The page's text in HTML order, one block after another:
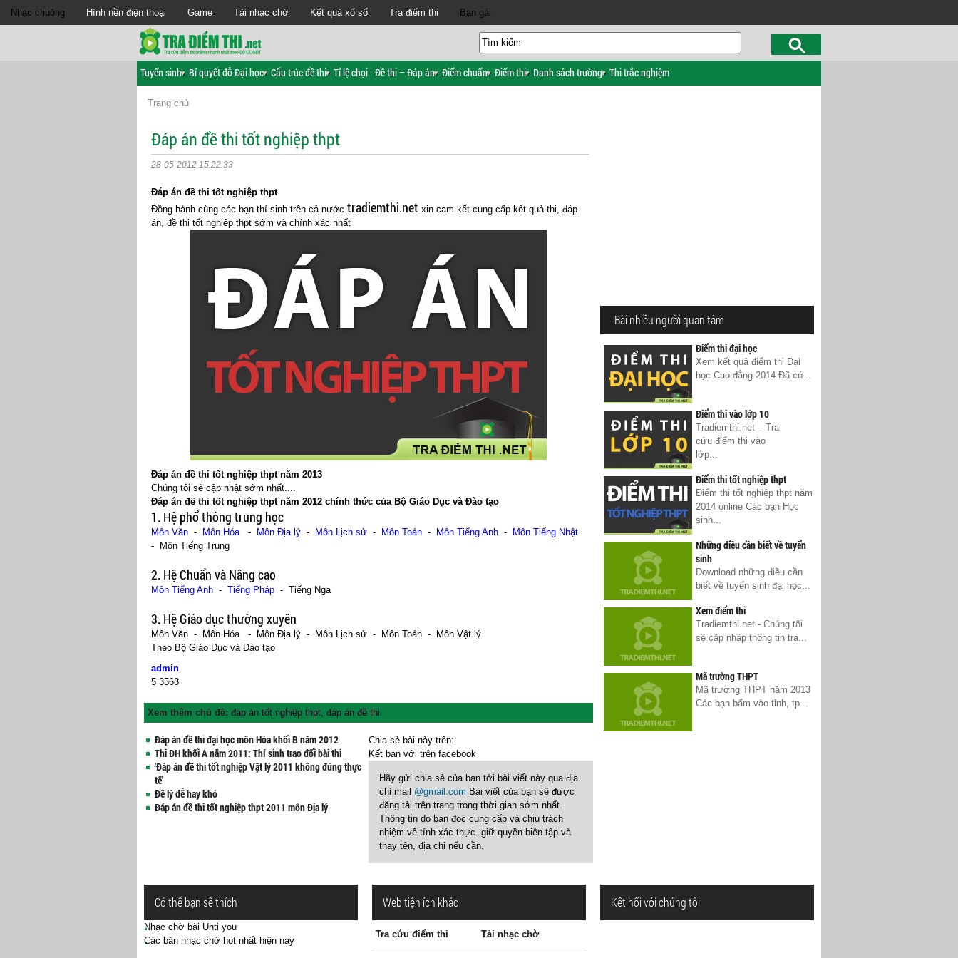
Nhạc chuông Hình nền điện thoại Game Tải nhạc chờ Kết quả xổ số Tra điểm thi Bạn gái
Tuyển sinh Bí quyết đỗ Đại học Cấu trúc đề thi Tỉ lệ chọi Đề thi – Đáp án Điểm chuẩn Điểm thi Danh sách trường Thi trắc nghiệm
Trang chủ
Đáp án đề thi tốt nghiệp thpt
28-05-2012 15:22:33
Đáp án đề thi tốt nghiệp thpt
Đồng hành cùng các bạn thí sinh trên cả nước tradiemthi.net xin cam kết cung cấp kết quả thi, đáp
án, đề thi tốt nghiệp thpt sớm và chính xác nhất
Đáp án đề thi tốt nghiệp thpt năm 2013
Chúng tôi sẽ cập nhật sớm nhất....
Đáp án đề thi tốt nghiệp thpt năm 2012 chính thức của Bộ Giáo Dục và Đào tạo
1. Hệ phổ thông trung học
Môn Văn - Môn Hóa - Môn Địa lý - Môn Lịch sử - Môn Toán - Môn Tiếng Anh -
Môn Tiếng Nhật
- Môn Tiếng Trung
2. Hệ Chuẩn và Nâng cao
Môn Tiếng Anh - Tiếng Pháp - Tiếng Nga
3. Hệ Giáo dục thường xuyên
Môn Văn - Môn Hóa - Môn Địa lý - Môn Lịch sử - Môn Toán - Môn Vật lý
Theo Bộ Giáo Dục và Đào tạo
admin
5 3568
Xem thêm chủ đề: đáp án tốt nghiệp thpt, đáp án đề thi
Đáp án đề thi đại học môn Hóa khối B năm 2012
Thi ĐH khối A năm 2011: Thí sinh trao đổi bài thi
'Đáp án đề thi tốt nghiệp Vật lý 2011 không đúng thực
tế'
Đề lý dễ hay khó
Đáp án đề thi tốt nghiệp thpt 2011 môn Địa lý
Chia sẻ bài này trên:
Kết bạn với trên facebook
Hãy gửi chia sẻ của bạn tới bài viết này qua địa
chỉ mail @gmail.com Bài viết của bạn sẽ được
đăng tải trên trang trong thời gian sớm nhất.
Thông tin do bạn đọc cung cấp và chịu trách
nhiệm về tính xác thực. giữ quyền biên tập và
thay tên, địa chỉ nếu cần.
Bài nhiều người quan tâm
Điểm thi đại học
Xem kết quả điểm thi Đại
học Cao đẳng 2014 Đã có...
Điểm thi vào lớp 10
Tradiemthi.net – Tra
cứu điểm thi vào
lớp...
Điểm thi tốt nghiệp thpt
Điểm thi tốt nghiệp thpt năm
2014 online Các bạn Học
sinh...
Những điều cần biết về tuyển
sinh
Download những điều cần
biết về tuyển sinh đại học...
Xem điểm thi
Tradiemthi.net - Chúng tôi
sẽ cập nhập thông tin tra...
Mã trường THPT
Mã trường THPT năm 2013
Các bạn bấm vào tỉnh, tp...
Có thể bạn sẽ thích
Nhạc chờ bài Unti you
Các bản nhạc chờ hot nhất hiện nay
Web tiện ích khác
Tra cứu điểm thi Tải nhạc chờ
Kết nối với chúng tôi